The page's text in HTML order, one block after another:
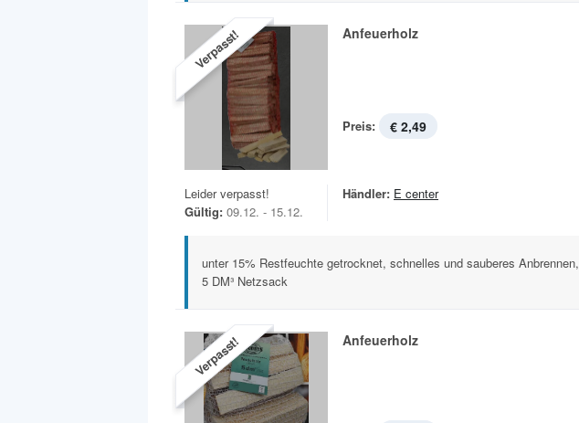
Verpasst! Anfeuerholz
Preis: € 2,49
Leider verpasst!
Gültig: 09.12. - 15.12.
Händler: E center
unter 15% Restfeuchte getrocknet, schnelles und sauberes Anbrennen,
5 DM³ Netzsack
Verpasst! Anfeuerholz